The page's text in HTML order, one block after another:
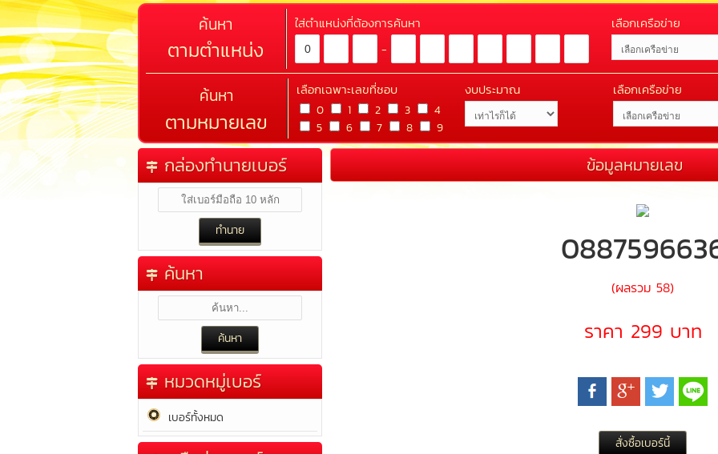
ค้นหา
ตามตำแหน่ง
ใส่ตำแหน่งที่ต้องการค้นหา
-
เลือกเครือข่าย
ค้นหา
ตามหมายเลข
เลือกเฉพาะเลขที่ชอบ
0 1 2 3
4
5
6 7 8 9
งบประมาณ เลือกเครือข่าย
กล่องทำนายเบอร์
ค้นหา
หมวดหมู่เบอร์
เบอร์ทั้งหมด
ข้อมูลหมายเลข
(ผลรวม 58)
ราคา 299 บาท